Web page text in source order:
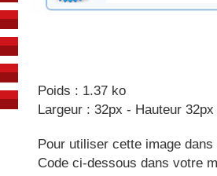
Poids : 1.37 ko
Largeur : 32px - Hauteur 32px
Pour utiliser cette image
Code ci-dessous dans votre